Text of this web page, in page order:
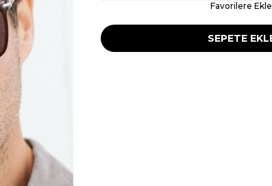
Favorilere Ekle